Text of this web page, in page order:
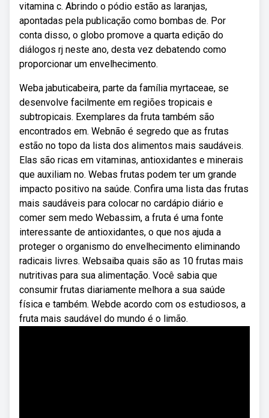
vitamina c. Abrindo o pódio estão as laranjas,
apontadas pela publicação como bombas de. Por
conta disso, o globo promove a quarta edição do
diálogos rj neste ano, desta vez debatendo como
proporcionar um envelhecimento.
Weba jabuticabeira, parte da família myrtaceae, se
desenvolve facilmente em regiões tropicais e
subtropicais. Exemplares da fruta também são
encontrados em. Webnão é segredo que as frutas
estão no topo da lista dos alimentos mais saudáveis.
Elas são ricas em vitaminas, antioxidantes e minerais
que auxiliam no. Webas frutas podem ter um grande
impacto positivo na saúde. Confira uma lista das frutas
mais saudáveis para colocar no cardápio diário e
comer sem medo Webassim, a fruta é uma fonte
interessante de antioxidantes, o que nos ajuda a
proteger o organismo do envelhecimento eliminando
radicais livres. Websaiba quais são as 10 frutas mais
nutritivas para sua alimentação. Você sabia que
consumir frutas diariamente melhora a sua saúde
física e também. Webde acordo com os estudiosos, a
fruta mais saudável do mundo é o limão.